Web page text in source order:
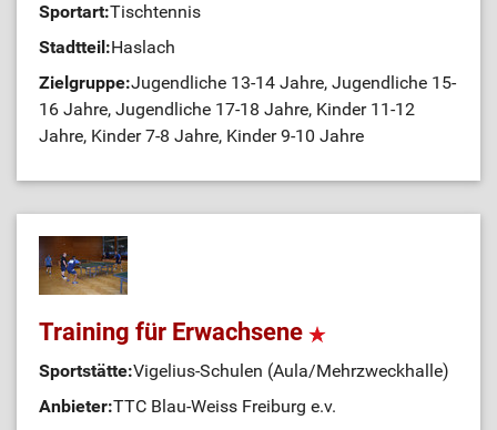
Sportart:Tischtennis
Stadtteil:Haslach
Zielgruppe:Jugendliche 13-14 Jahre, Jugendliche 15-
16 Jahre, Jugendliche 17-18 Jahre, Kinder 11-12
Jahre, Kinder 7-8 Jahre, Kinder 9-10 Jahre
Training für Erwachsene
Sportstätte:Vigelius-Schulen (Aula/Mehrzweckhalle)
Anbieter:TTC Blau-Weiss Freiburg e.v.